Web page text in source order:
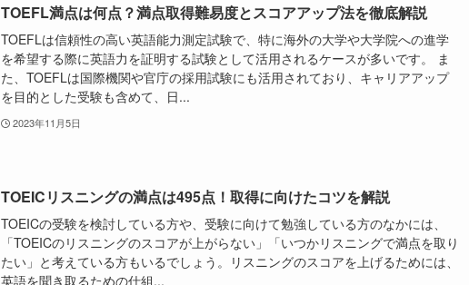
TOEFL満点は何点？満点取得難易度とスコアアップ法を徹底解説
TOEFLは信頼性の高い英語能力測定試験で、特に海外の大学や大学院への進学
を希望する際に英語力を証明する試験として活用されるケースが多いです。 ま
た、TOEFLは国際機関や官庁の採用試験にも活用されており、キャリアアップ
を目的とした受験も含めて、日...
2023年11月5日
TOEICリスニングの満点は495点！取得に向けたコツを解説
TOEICの受験を検討している方や、受験に向けて勉強している方のなかには、
「TOEICのリスニングのスコアが上がらない」「いつかリスニングで満点を取り
たい」と考えている方もいるでしょう。リスニングのスコアを上げるためには、
英語を聞き取るための仕組...